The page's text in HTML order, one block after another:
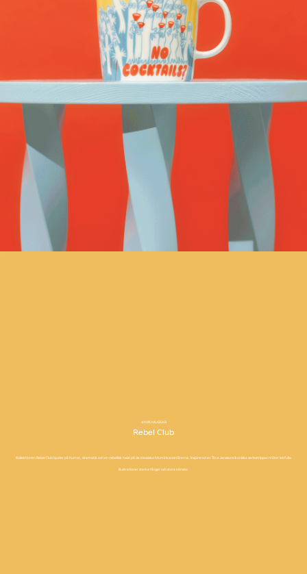
4 NYA MUGGAR
Rebel Club
Kollektionen Rebel Club bjuder på humor, dramatik och en rebellisk twist på de klassiska Muminkaraktärerna. Inspirerad av Tove Janssons ikoniska seriestrippar möter lekfulla
illustrationer starka färger och stora känslor.